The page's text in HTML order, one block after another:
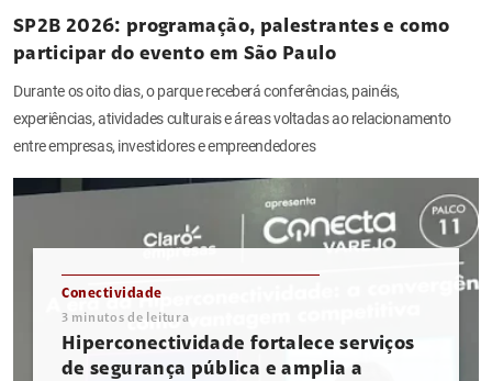
SP2B 2026: programação, palestrantes e como
participar do evento em São Paulo
Durante os oito dias, o parque receberá conferências, painéis,
experiências, atividades culturais e áreas voltadas ao relacionamento
entre empresas, investidores e empreendedores
Conectividade
3 minutos de leitura
Hiperconectividade fortalece serviços
de segurança pública e amplia a